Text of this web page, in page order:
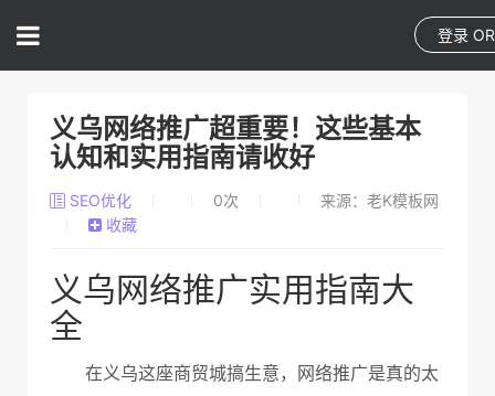
登录
义乌网络推广超重要！这些基本
认知和实用指南请收好
SEO优化 0次
来源：老K模板网
收藏
义乌网络推广实用指南大
全
在义乌这座商贸城搞生意，网络推广是真的太